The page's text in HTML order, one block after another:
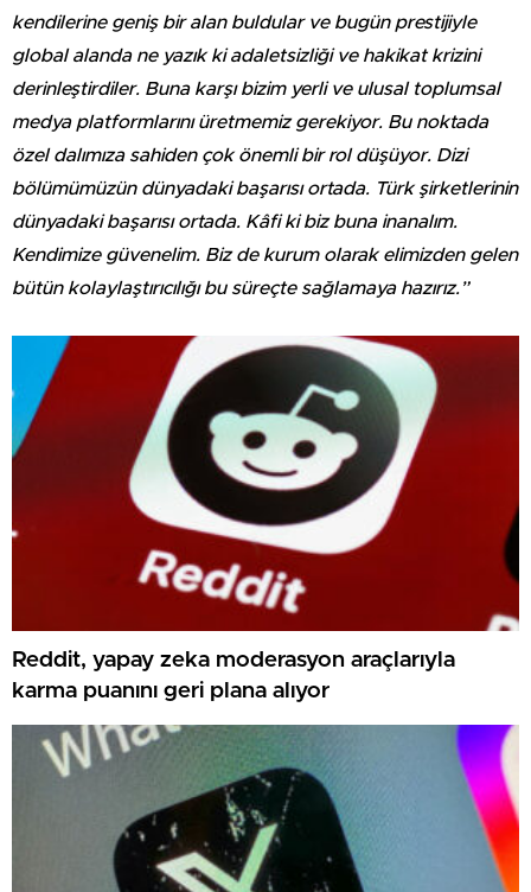
kendilerine geniş bir alan buldular ve bugün prestijiyle
global alanda ne yazık ki adaletsizliği ve hakikat krizini
derinleştirdiler. Buna karşı bizim yerli ve ulusal toplumsal
medya platformlarını üretmemiz gerekiyor. Bu noktada
özel dalımıza sahiden çok önemli bir rol düşüyor. Dizi
bölümümüzün dünyadaki başarısı ortada. Türk şirketlerinin
dünyadaki başarısı ortada. Kâfi ki biz buna inanalım.
Kendimize güvenelim. Biz de kurum olarak elimizden gelen
bütün kolaylaştırıcılığı bu süreçte sağlamaya hazırız.”
Reddit, yapay zeka moderasyon araçlarıyla
karma puanını geri plana alıyor